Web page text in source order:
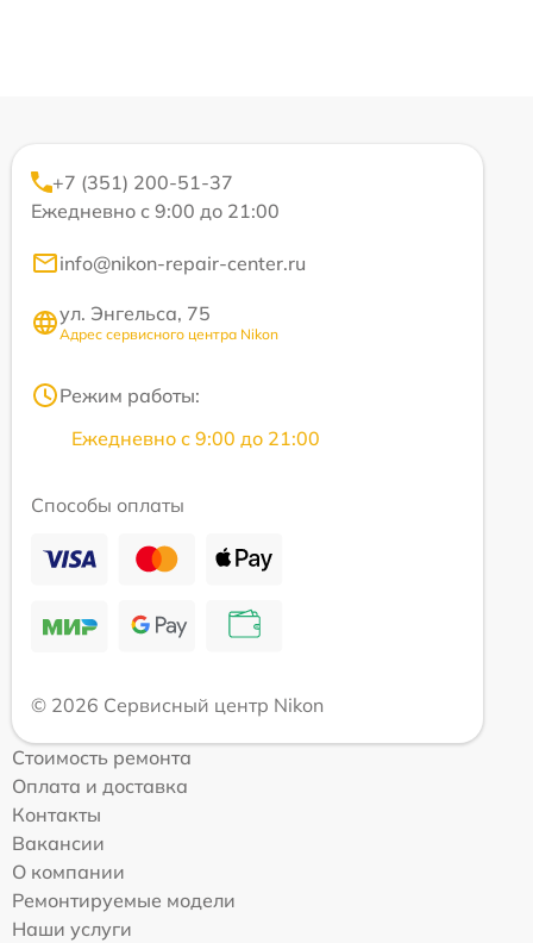
+7 (351) 200-51-37
Ежедневно с 9:00 до 21:00
info@nikon-repair-center.ru
ул. Энгельса, 75
Адрес сервисного центра Nikon
Режим работы:
Ежедневно с 9:00 до 21:00
Способы оплаты
© 2026 Сервисный центр Nikon
Стоимость ремонта
Оплата и доставка
Контакты
Вакансии
О компании
Ремонтируемые модели
Наши услуги